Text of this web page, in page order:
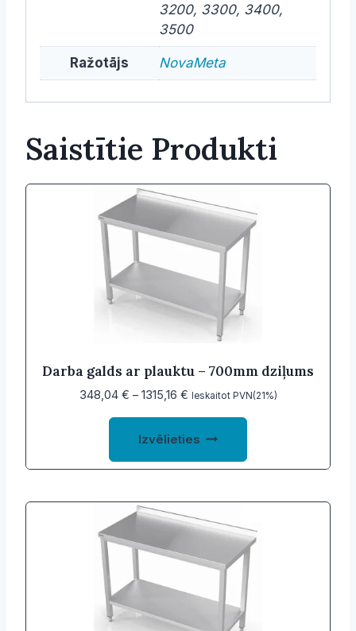
3200, 3300, 3400,
3500
Ražotājs NovaMeta
Saistītie Produkti
Darba galds ar plauktu – 700mm dziļums
348,04 € – 1315,16 €Price
1315,16 €
Ieskaitot PVN(21%)
Izvēlieties
has
The
options
may
be